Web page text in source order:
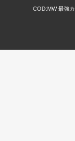
COD:MW 最強